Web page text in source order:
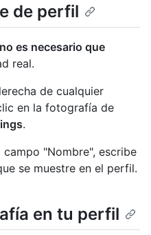
de perfil
es necesario que
real.
de cualquier
en la fotografía de
.
"Nombre", escribe
se muestre en el perfil.
en tu perfil